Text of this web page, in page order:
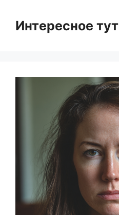
contentИнтересное тут